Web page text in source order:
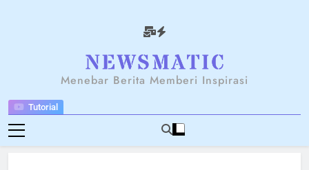
Tutorial
NEWSANTARA
Menebar Berita Memberi Inspirasi